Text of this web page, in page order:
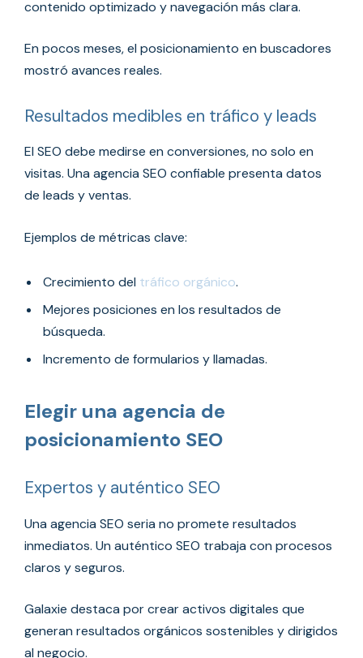
contenido optimizado y navegación más clara.
En pocos meses, el posicionamiento en buscadores
mostró avances reales.
Resultados medibles en tráfico y leads
El SEO debe medirse en conversiones, no solo en
visitas. Una agencia SEO confiable presenta datos
de leads y ventas.
Ejemplos de métricas clave:
Crecimiento del tráfico orgánico.
Mejores posiciones en los resultados de
búsqueda.
Incremento de formularios y llamadas.
Elegir una agencia de
posicionamiento SEO
Expertos y auténtico SEO
Una agencia SEO seria no promete resultados
inmediatos. Un auténtico SEO trabaja con procesos
claros y seguros.
Galaxie destaca por crear activos digitales que
generan resultados orgánicos sostenibles y dirigidos
al negocio.